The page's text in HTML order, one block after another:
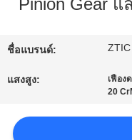
ทัวร์
Pinion Gear แ
ชื่อแบรนด์: ZTIC
แสงสูง: เฟือง
20